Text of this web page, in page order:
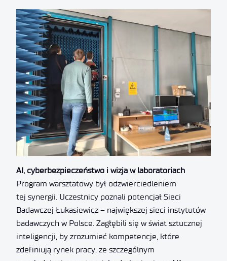
AI, cyberbezpieczeństwo i wizja w laboratoriach
Program warsztatowy był odzwierciedleniem
tej synergii. Uczestnicy poznali potencjał Sieci
Badawczej Łukasiewicz – największej sieci instytutów
badawczych w Polsce. Zagłębili się w świat sztucznej
inteligencji, by zrozumieć kompetencje, które
zdefiniują rynek pracy, ze szczególnym